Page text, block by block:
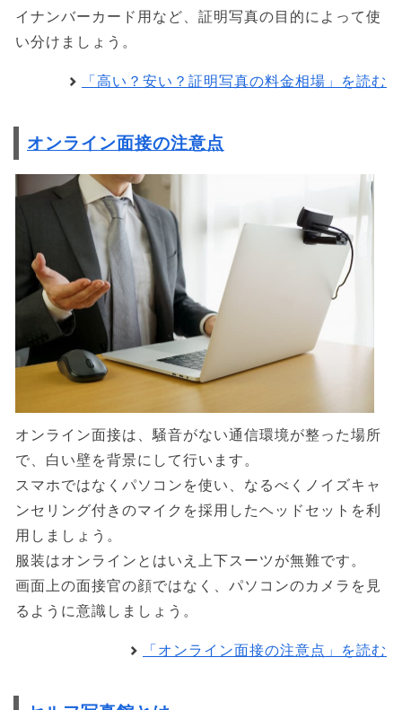
イナンバーカード用など、証明写真の目的によって使
い分けましょう。
「高い？安い？証明写真の料金相場」を読む
オンライン面接の注意点
オンライン面接は、騒音がない通信環境が整った場所
で、白い壁を背景にして行います。
スマホではなくパソコンを使い、なるべくノイズキャ
ンセリング付きのマイクを採用したヘッドセットを利
用しましょう。
服装はオンラインとはいえ上下スーツが無難です。
画面上の面接官の顔ではなく、パソコンのカメラを見
るように意識しましょう。
「オンライン面接の注意点」を読む